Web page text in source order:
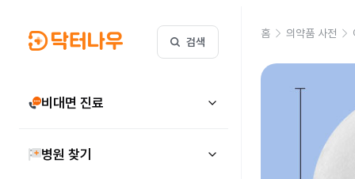
검색
비대면 진료
병원 찾기
홈 의약품 사전